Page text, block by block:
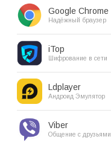
Google Chrome
Надёжный браузер
iTop
Шифрование в сети
Ldplayer
Андроид Эмулятор
Viber
Общение с друзьями